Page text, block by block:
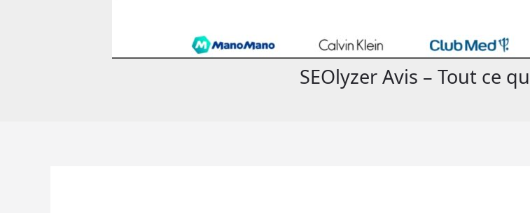
SEOlyzer Avis – Tout ce